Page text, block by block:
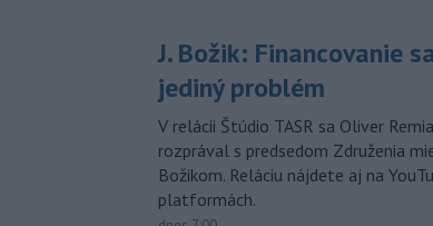
J. Božik: Financovanie
jediný problém
V relácii Štúdio TASR sa Oliver
rozprával s predsedom Združenia
Božikom. Reláciu nájdete aj na
platformách.